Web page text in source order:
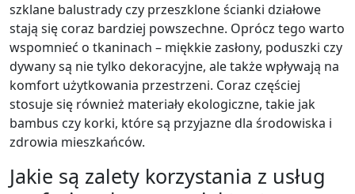
szklane balustrady czy przeszklone ścianki działowe
stają się coraz bardziej powszechne. Oprócz tego warto
wspomnieć o tkaninach – miękkie zasłony, poduszki czy
dywany są nie tylko dekoracyjne, ale także wpływają na
komfort użytkowania przestrzeni. Coraz częściej
stosuje się również materiały ekologiczne, takie jak
bambus czy korki, które są przyjazne dla środowiska i
zdrowia mieszkańców.
Jakie są zalety korzystania z usług